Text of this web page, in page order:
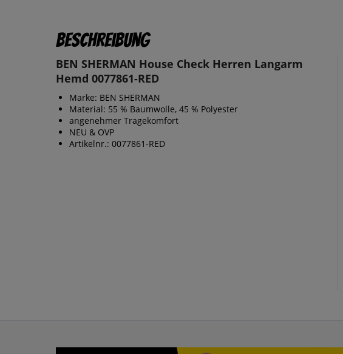
Beschreibung
BEN SHERMAN House Check Herren Langarm
Hemd 0077861-RED
Marke: BEN SHERMAN
Material: 55 % Baumwolle, 45 % Polyester
angenehmer Tragekomfort
NEU & OVP
Artikelnr.: 0077861-RED